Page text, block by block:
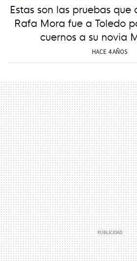
Estas son las pruebas que
Rafa Mora fue a Toledo
cuernos a su novia
HACE 4 AÑOS